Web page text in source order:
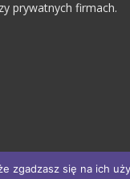
prywatnych firmach.
Kto my? reklama
zgadzasz się na ich